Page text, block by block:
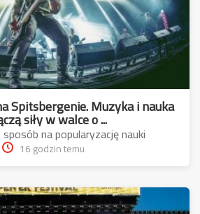
Spitsbergenie. Muzyka i nauka
połączą siły w walce o ...
na popularyzację nauki
16 godzin temu